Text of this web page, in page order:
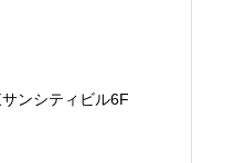
ンシティビル6F